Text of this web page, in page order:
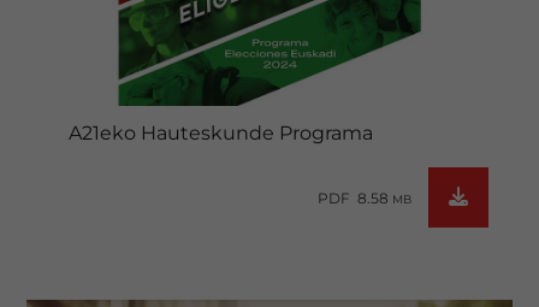
A21eko Hauteskunde Programa
PDF 8.58 MB